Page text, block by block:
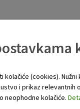
kolačiće (cookies).
i prikaz relevantnih
neophodne kolačiće.